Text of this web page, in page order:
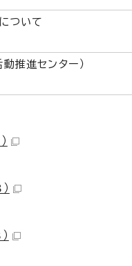
ついて
推進センター）